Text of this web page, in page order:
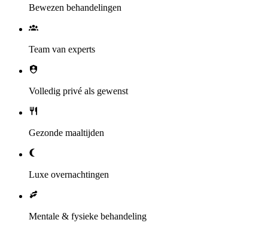
Bewezen behandelingen
Team van experts
Volledig privé als gewenst
Gezonde maaltijden
Luxe overnachtingen
Mentale & fysieke behandeling